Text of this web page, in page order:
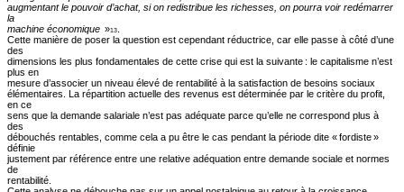
augmentant le pouvoir d’achat, si on redistribue les richesses, on pourra voir redémarrer
la
machine économique »13
Cette manière de poser la question est cependant réductrice, car elle passe à côté d’une
des
dimensions les plus fondamentales de cette crise qui est la suivante : le capitalisme n’est
plus en
mesure d’associer un niveau élevé de rentabilité à la satisfaction de besoins sociaux
élémentaires. La répartition actuelle des revenus est déterminée par le critère du profit,
en ce
sens que la demande salariale n’est pas adéquate parce qu’elle ne correspond plus à
des
débouchés rentables, comme cela a pu être le cas pendant la période dite « fordiste »
définie
justement par référence entre une relative adéquation entre demande sociale et normes
de
rentabilité.